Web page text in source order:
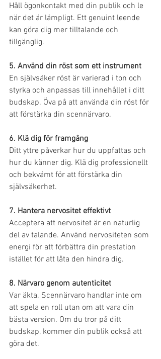
Håll ögonkontakt med din publik och le
när det är lämpligt. Ett genuint leende
kan göra dig mer tilltalande och
tillgänglig.
5. Använd din röst som ett instrument
En självsäker röst är varierad i ton och
styrka och anpassas till innehållet i ditt
budskap. Öva på att använda din röst för
att förstärka din scennärvaro.
6. Klä dig för framgång
Ditt yttre påverkar hur du uppfattas och
hur du känner dig. Klä dig professionellt
och bekvämt för att förstärka din
självsäkerhet.
7. Hantera nervositet effektivt
Acceptera att nervositet är en naturlig
del av talande. Använd nervositeten som
energi för att förbättra din prestation
istället för att låta den hindra dig.
8. Närvaro genom autenticitet
Var äkta. Scennärvaro handlar inte om
att spela en roll utan om att vara din
bästa version. Om du tror på ditt
budskap, kommer din publik också att
göra det.